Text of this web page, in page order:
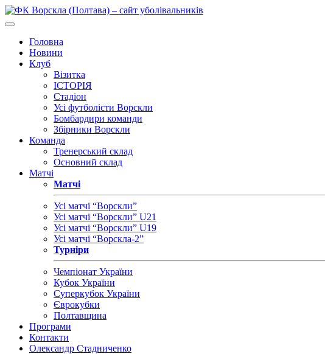
Головна
Новини
Клуб
Візитка
ІСТОРІЯ
Стадіон
Усі футболісти Ворскли
Бомбардири команди
Збірники Ворскли
Команда
Тренерський склад
Основний склад
Матчі
Матчі
Усі матчі “Ворскли”
Усі матчі “Ворскли” U21
Усі матчі “Ворскли” U19
Усі матчі “Ворскла-2”
Турніри
Чемпіонат України
Кубок України
Суперкубок України
Єврокубки
Полтавщина
Програми
Контакти
Олександр Стадниченко